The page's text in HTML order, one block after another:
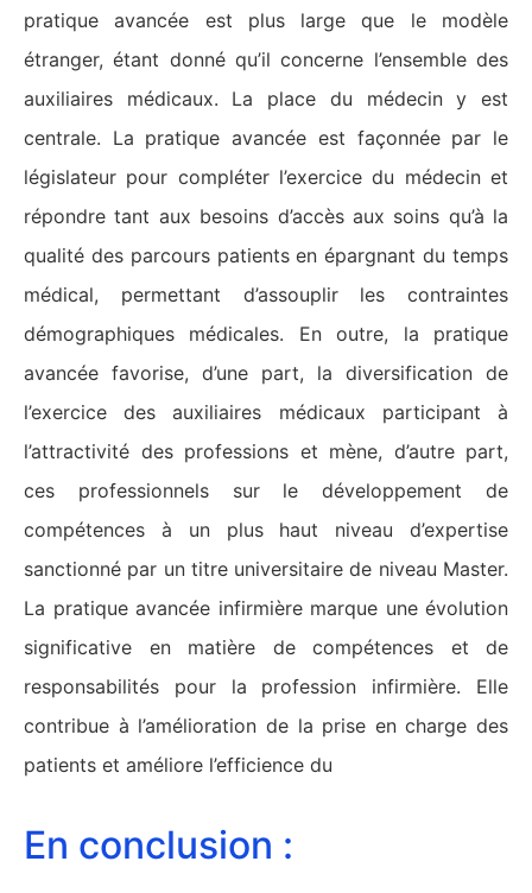
pratique avancée est plus large que le modèle
étranger, étant donné qu’il concerne l’ensemble des
auxiliaires médicaux. La place du médecin y est
centrale. La pratique avancée est façonnée par le
législateur pour compléter l’exercice du médecin et
répondre tant aux besoins d’accès aux soins qu’à la
qualité des parcours patients en épargnant du temps
médical, permettant d’assouplir les contraintes
démographiques médicales. En outre, la pratique
avancée favorise, d’une part, la diversification de
l’exercice des auxiliaires médicaux participant à
l’attractivité des professions et mène, d’autre part,
ces professionnels sur le développement de
compétences à un plus haut niveau d’expertise
sanctionné par un titre universitaire de niveau Master.
La pratique avancée infirmière marque une évolution
significative en matière de compétences et de
responsabilités pour la profession infirmière. Elle
contribue à l’amélioration de la prise en charge des
patients et améliore l’efficience du
En conclusion :